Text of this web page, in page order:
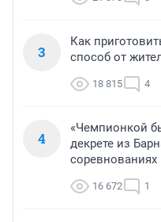
3
Как
способ от
18 815 4
4
«Чемпионкой
декрете из
соревнованиях
16 672 1